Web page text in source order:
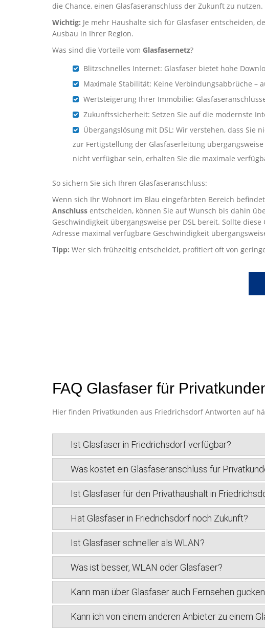
die Chance, einen Glasfaseranschluss der Zukunft zu nutzen.
Wichtig: Je mehr Haushalte sich für Glasfaser entscheiden,
Ausbau in Ihrer Region.
Was sind die Vorteile vom Glasfasernetz?
Blitzschnelles Internet: Glasfaser bietet hohe
Maximale Stabilität: Keine Verbindungsabbrüche –
Wertsteigerung Ihrer Immobilie:
Zukunftssicherheit: Setzen Sie auf die modernste
Übergangslösung mit DSL: Wir verstehen, dass
zur Fertigstellung der Glasfaserleitung
nicht verfügbar sein, erhalten Sie die maximale
So sichern Sie sich Ihren Glasfaseranschluss:
Wenn sich Ihr Wohnort im Blau eingefärbten Bereich
Anschluss entscheiden, können Sie auf Wunsch bis dahin
Geschwindigkeit übergangsweise per DSL bereit. Sollte
Adresse maximal verfügbare Geschwindigkeit
Tipp: Wer sich frühzeitig entscheidet, profitiert oft von
FAQ Glasfaser für
Hier finden Privatkunden aus Friedrichsdorf Antworten auf
Ist Glasfaser in Friedrichsdorf verfügbar?
Was kostet ein Glasfaseranschluss für
Ist Glasfaser für den Privathaushalt in
Hat Glasfaser in Friedrichsdorf noch Zukunft?
Ist Glasfaser schneller als WLAN?
Was ist besser, WLAN oder Glasfaser?
Kann man über Glasfaser auch Fernsehen
Kann ich von einem anderen Anbieter zu einem